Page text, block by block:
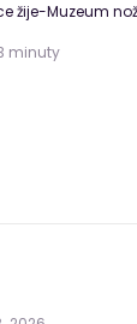
žije-Muzeum
minuty